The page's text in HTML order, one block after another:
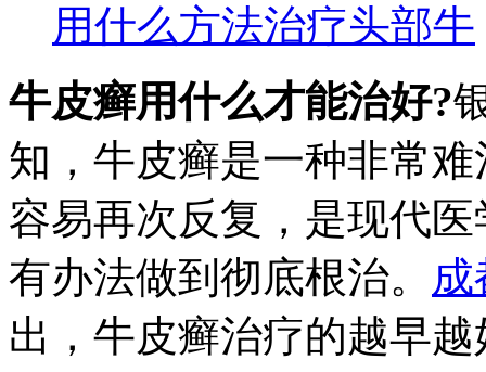
用什么方法治疗头部牛
牛皮癣用什么才能治好?
知，牛皮癣是一种非常
容易再次反复，是现代
有办法做到彻底根治。
出，牛皮癣治疗的越早